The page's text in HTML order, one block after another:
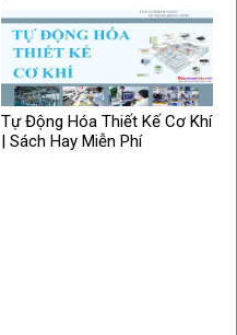
Tự Động Hóa Thiết Kế Cơ Khí
| Sách Hay Miễn Phí